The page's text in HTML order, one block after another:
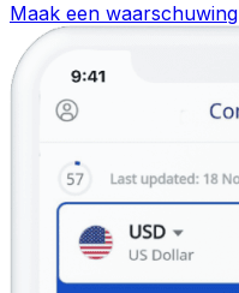
Maak een waarschuwing